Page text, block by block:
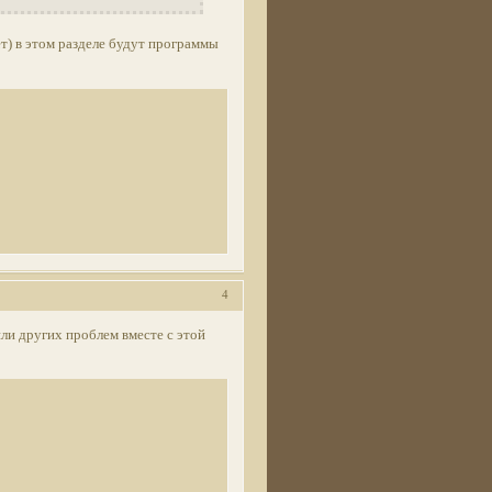
в этом разделе будут программы
4
других проблем вместе с этой